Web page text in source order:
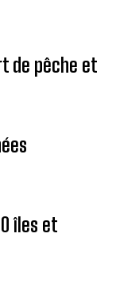
de pêche et
îles et